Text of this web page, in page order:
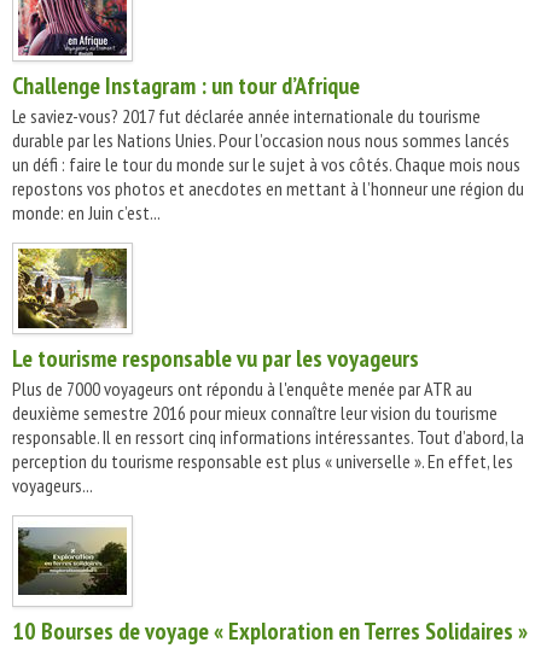
Challenge Instagram : un tour d’Afrique
Le saviez-vous? 2017 fut déclarée année internationale du tourisme
durable par les Nations Unies. Pour l’occasion nous nous sommes lancés
un défi : faire le tour du monde sur le sujet à vos côtés. Chaque mois nous
repostons vos photos et anecdotes en mettant à l’honneur une région du
monde: en Juin c’est...
Le tourisme responsable vu par les voyageurs
Plus de 7000 voyageurs ont répondu à l'enquête menée par ATR au
deuxième semestre 2016 pour mieux connaître leur vision du tourisme
responsable. Il en ressort cinq informations intéressantes. Tout d’abord, la
perception du tourisme responsable est plus « universelle ». En effet, les
voyageurs...
10 Bourses de voyage « Exploration en Terres Solidaires »